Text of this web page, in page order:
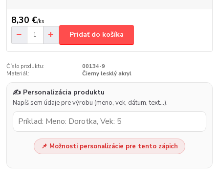
8,30 €/ks
Pridať do košíka
Číslo produktu:
00134-9
Materiál:
Čierny lesklý akryl
✍️ Personalizácia produktu
Napíš sem údaje pre výrobu (meno, vek, dátum, text…).
📌 Možnosti personalizácie pre tento zápich